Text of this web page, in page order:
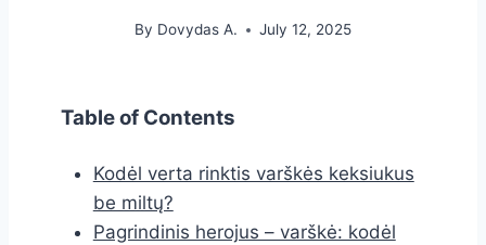
By Dovydas A. July 12, 2025
Table of Contents
Kodėl verta rinktis varškės keksiukus
be miltų?
Pagrindinis herojus – varškė: kodėl